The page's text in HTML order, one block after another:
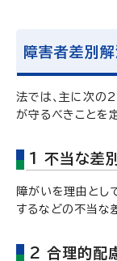
障害者差別
法では、主に次の
が守るべきことを
1 不当な差
障がいを理由とし
するなどの不当な
2 合理的配